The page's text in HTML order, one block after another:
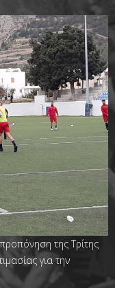
της Τρίτης
για την